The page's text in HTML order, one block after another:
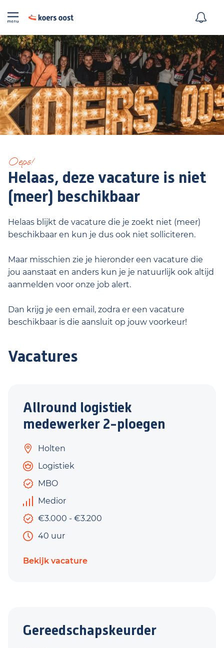
Oeps!
Helaas, deze vacature is niet
(meer) beschikbaar
Helaas blijkt de vacature die je zoekt niet (meer)
beschikbaar en kun je dus ook niet solliciteren.
Maar misschien zie je hieronder een vacature die
jou aanstaat en anders kun je je natuurlijk ook altijd
aanmelden voor onze job alert.
Dan krijg je een email, zodra er een vacature
beschikbaar is die aansluit op jouw voorkeur!
Vacatures
Allround logistiek
medewerker 2-ploegen
Holten
Logistiek
MBO
Medior
€3.000 - €3.200
40 uur
Bekijk vacature
Gereedschapskeurder